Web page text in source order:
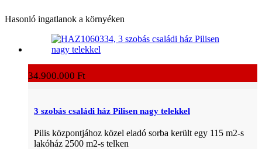
Hasonló ingatlanok a környéken
34.900.000 Ft
3 szobás családi ház Pilisen nagy telekkel
Pilis központjához közel eladó sorba került egy 115 m2-s
lakóház 2500 m2-s telken